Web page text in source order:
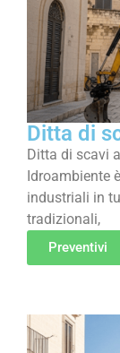
Ditta di
Ditta di scavi
Idroambiente
industriali in
tradizionali,
Preventivi